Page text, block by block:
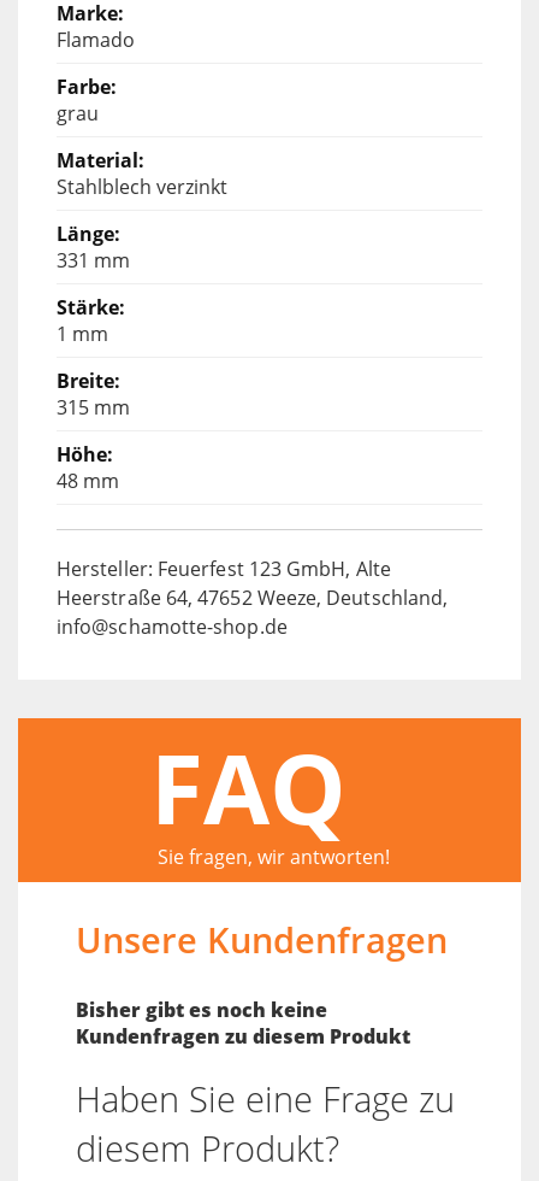
Flamado
grau
Stahlblech verzinkt
331 mm
1 mm
315 mm
48 mm
Hersteller: Feuerfest 123 GmbH, Alte
Heerstraße 64, 47652 Weeze, Deutschland,
info@schamotte-shop.de
FAQ
Sie fragen, wir antworten!
Unsere Kundenfragen
Bisher gibt es noch keine
Kundenfragen zu diesem Produkt
Haben Sie eine Frage zu
diesem Produkt?